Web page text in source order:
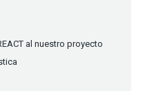
al nuestro proyecto